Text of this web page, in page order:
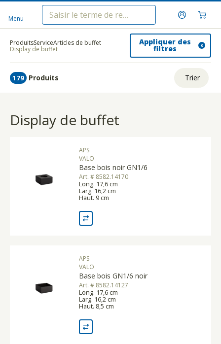
Menu
ProduitsServiceArticles de buffet
Display de buffet
Appliquer des
filtres 0
179 Produits Trier
Nom Z - A
Display de buffet
APS
VALO
Base bois noir GN1/6
Art. # 8582.14170
Long. 17,6 cm
Larg. 16,2 cm
Haut. 9 cm
APS
VALO
Base bois GN1/6 noir
Art. # 8582.14127
Long. 17,6 cm
Larg. 16,2 cm
Haut. 8,5 cm